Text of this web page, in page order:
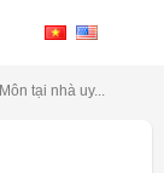
tại nhà uy...